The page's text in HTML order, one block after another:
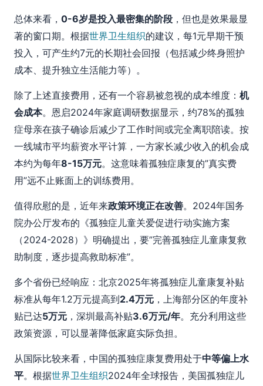
总体来看， 0-6岁是投入最密集的阶段 ，但也是效果最显
著的窗口期。根据世界卫生组织的建议，每1元早期干预
投入，可产生约7元的长期社会回报（包括减少终身照护
成本、提升独立生活能力等）。
除了上述直接费用，还有一个容易被忽视的成本维度： 机
会成本。恩启2024年家庭调研数据显示，约78%的孤独
症母亲在孩子确诊后减少了工作时间或完全离职陪读。按
一线城市平均薪资水平计算，一方家长减少收入的机会成
本约为每年8-15万元。这意味着孤独症康复的”真实费
用”远不止账面上的训练费用。
值得欣慰的是，近年来政策环境正在改善。2024年国务
院办公厅发布的《孤独症儿童关爱促进行动实施方案
（2024-2028）》明确提出，要”完善孤独症儿童康复救
助制度，逐步提高救助标准”。
多个省份已经响应：北京2025年将孤独症儿童康复补贴
标准从每年1.2万元提高到2.4万元 ，上海部分区的年度补
贴已达5万元 ，深圳最高补贴3.6万元/年。充分利用这些
政策资源，可以显著降低家庭实际负担。
从国际比较来看，中国的孤独症康复费用处于中等偏上水
平。根据世界卫生组织2024年全球报告，美国孤独症儿